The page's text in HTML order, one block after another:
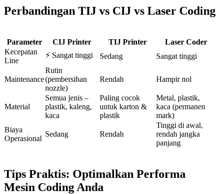
Perbandingan TIJ vs CIJ vs Laser Coding
Parameter CIJ Printer TIJ Printer
Laser Coder
Kecepatan
Line
⚡ Sangat tinggi Sedang Sangat tinggi
Maintenance
Rutin
(pembersihan
nozzle)
Rendah Hampir nol
Material
Semua jenis –
plastik, kaleng,
kaca
Paling cocok
untuk karton &
plastik
Metal, plastik,
kaca (permanen
mark)
Biaya
Operasional
Sedang Rendah
Tinggi di awal,
rendah jangka
panjang
Tips Praktis: Optimalkan Performa
Mesin Coding Anda